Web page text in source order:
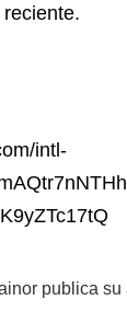
intl-
publica